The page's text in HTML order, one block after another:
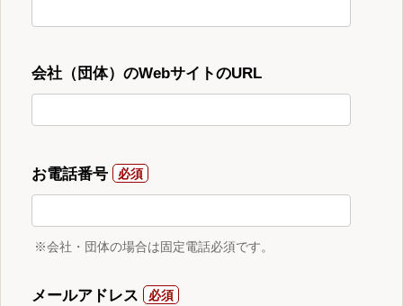
会社（団体）のWebサイトのURL
お電話番号
※会社・団体の場合は固定電話必須です。
メールアドレス